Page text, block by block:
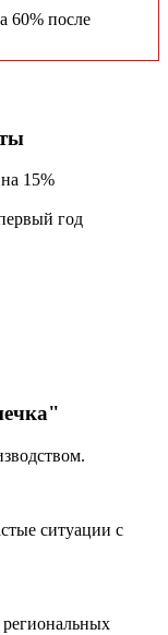
60% после
15%
год
ситуации с
региональных